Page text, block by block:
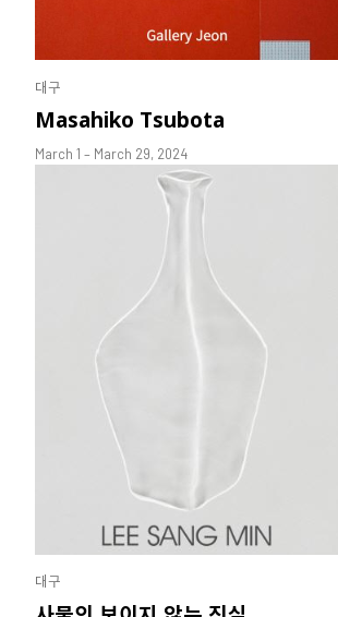
대구
Masahiko Tsubota
March 1 – March 29, 2024
대구